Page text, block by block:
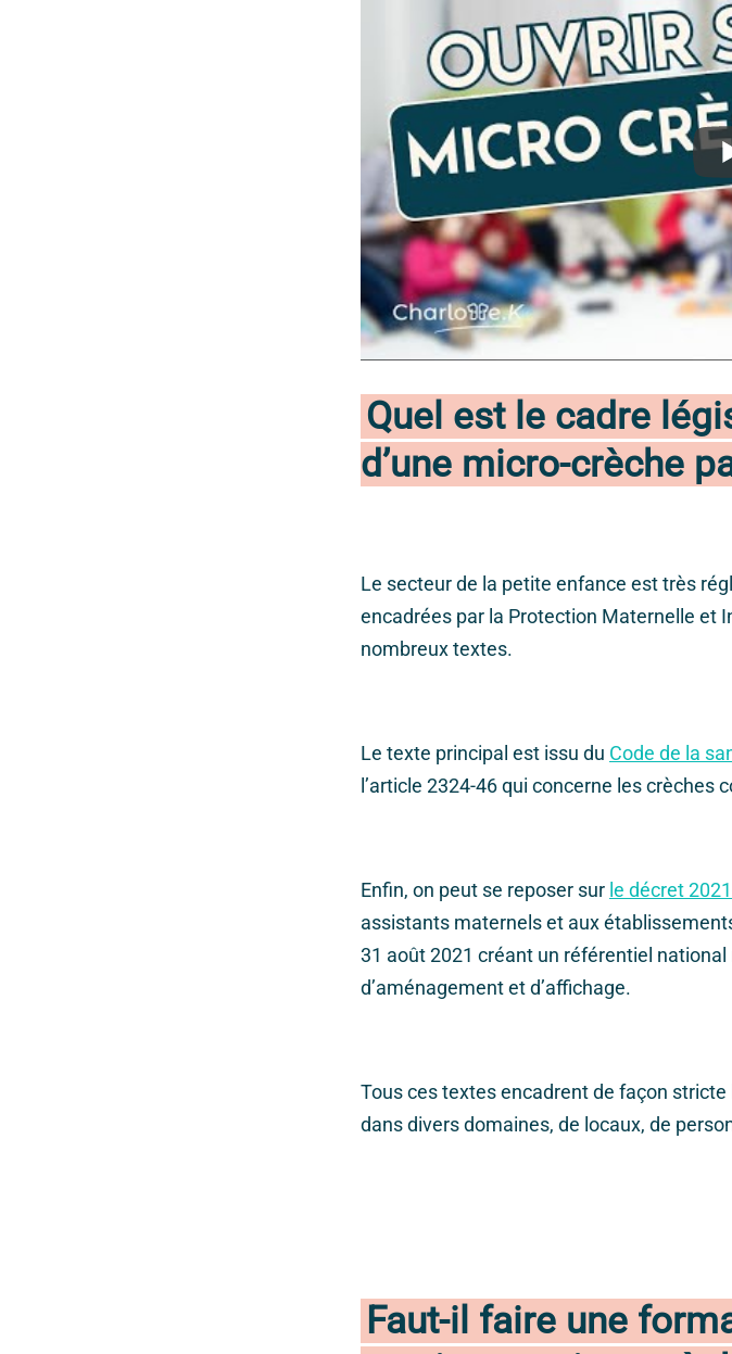
Quel est le cadre
d’une micro-crèche
Le secteur de la petite enfance est très
encadrées par la Protection Maternelle et
nombreux textes.
Le texte principal est issu du Code de la
l’article 2324-46 qui concerne les crèches
Enfin, on peut se reposer sur le décret
assistants maternels et aux
31 août 2021 créant un référentiel
d’aménagement et d’affichage.
Tous ces textes encadrent de façon
dans divers domaines, de locaux, de
Faut-il faire une